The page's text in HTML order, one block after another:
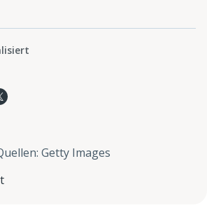
: Getty Images